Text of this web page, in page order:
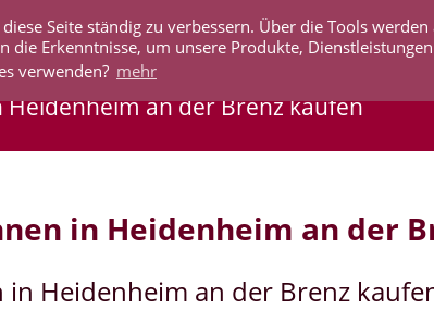
Seite ständig zu verbessern. Über die Tools
die Erkenntnisse, um unsere Produkte,
verwenden? mehr
IMMOBILIEN AKTUELLES
an der Brenz kaufen
in Heidenheim an der
in Heidenheim an der Brenz